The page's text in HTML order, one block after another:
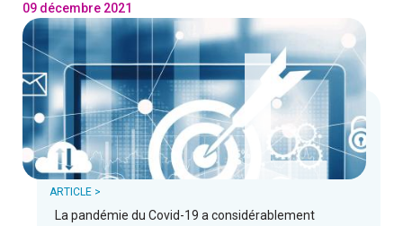
09 décembre 2021
L
ARTICLE >
La pandémie du Covid-19 a considérablement